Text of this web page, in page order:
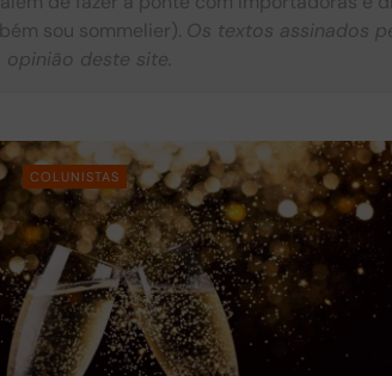
sou sommelier). Os textos assinados
deste site.
COLUNISTAS